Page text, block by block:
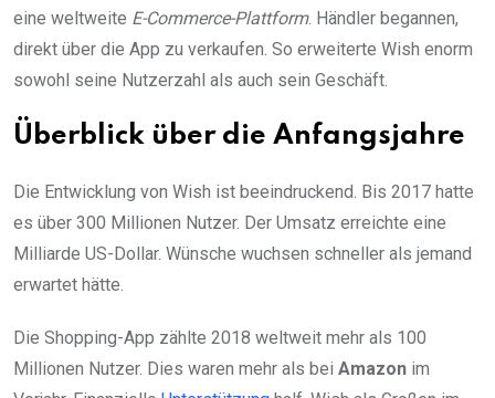
eine weltweite E-Commerce-Plattform. Händler begannen,
direkt über die App zu verkaufen. So erweiterte Wish enorm
sowohl seine Nutzerzahl als auch sein Geschäft.
Überblick über die Anfangsjahre
Die Entwicklung von Wish ist beeindruckend. Bis 2017 hatte
es über 300 Millionen Nutzer. Der Umsatz erreichte eine
Milliarde US-Dollar. Wünsche wuchsen schneller als jemand
erwartet hätte.
Die Shopping-App zählte 2018 weltweit mehr als 100
Millionen Nutzer. Dies waren mehr als bei Amazon im